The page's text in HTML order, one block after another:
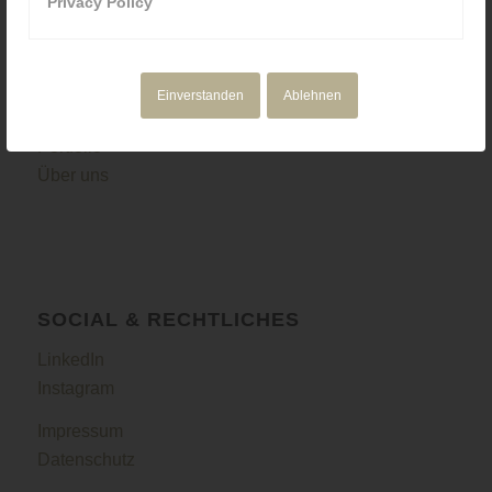
Einverstanden Ablehnen
Corporate Media
Portfolio
SOCIAL & RECHTLICHES